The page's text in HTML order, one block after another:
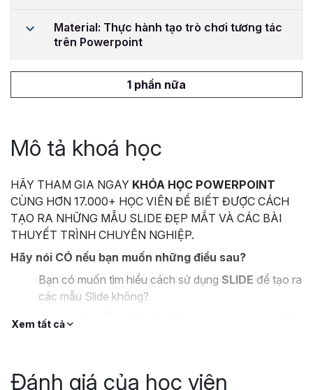
Material: Thực hành tạo trò chơi tương tác
trên Powerpoint
1 phần nữa
Mô tả khoá học
HÃY THAM GIA NGAY KHÓA HỌC POWERPOINT
CÙNG HƠN 17.000+ HỌC VIÊN ĐỂ BIẾT ĐƯỢC CÁCH
TẠO RA NHỮNG MẪU SLIDE ĐẸP MẮT VÀ CÁC BÀI
THUYẾT TRÌNH CHUYÊN NGHIỆP.
Hãy nói CÓ nếu bạn muốn những điều sau?
Bạn có muốn tìm hiểu cách sử dụng SLIDE để tạo ra
các mẫu Slide không?
Bạn muốn
BẮT MẮT, tuy nhiên lại không biết làm thế nào?
Xem tất cả
Đánh giá của học viên